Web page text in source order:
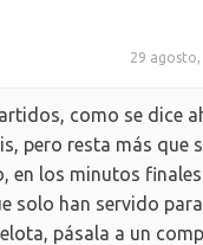
29 agosto,
como se dice
pero resta más que
en los minutos
solo han servido
pásala a un